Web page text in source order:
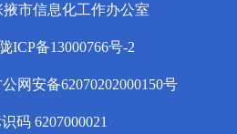
市信息化工作办公室
ICP备13000766号-2
网安备62070202000150号
码 6207000021